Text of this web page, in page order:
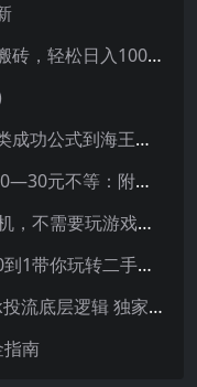
最新快手磁力万和掘金，自动搬砖，轻松日入100-200，操作简单
亚马逊卖家利润飙升课：从品类成功公式到海王打法，让每个SKU都成爆款一路飙升(更新26年3月
帮别人安装“纸飞机“，一单赚10—30元不等：附：免费节点
25年最新游戏搬砖，全自动挂机，不需要玩游戏，单手机操作日入300+
二手车电商化直播落地课，从0到1带你玩转二手车直播
tiktok投流实操课：掌握tiktok投流底层逻辑 独家TK投流玩法
指南